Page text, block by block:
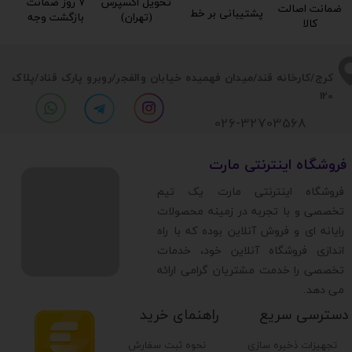
​​کرج/کارخانه قند/میدان فهمیده خیابان والفجر/روبرو پارک قناد/پلاک
120
تجهیزات ذخیره سازی
دسترسی سریع راهنمای خرید
نحوه ثبت سفارش
​فروشگاه اینترنتی مارت
​فروشگاه اینترنتی مارت یک تیم
تخصصی و با تجربه در زمینه محصولات
رایانه ای و فروش آنلاین بوده که با راه
اندازی فروشگاه آنلاین خود، خدمات
تخصصی را خدمت مشتریان گرامی ارائه
می دهد.
026-32703568
۷ روز ضمانت
بازگشت وجه​​​​​​​
تحویل اکسپرس
(تهران)​​​​​​​
پشتیبانی بر خط​​​​​​​
ضمانت اصالت
کالا​​​​​​​